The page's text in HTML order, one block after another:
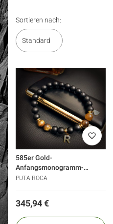
Produktliste
Sortieren nach:
Standard
585er Gold-
Anfangsmonogramm-
Armband mit Buchstaben
PUTA ROCA
Preis
345,94 €